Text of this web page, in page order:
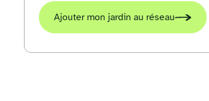
Ajouter mon jardin au réseau